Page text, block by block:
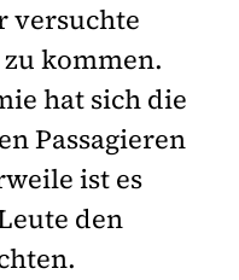
versuchte
kommen.
hat sich die
Passagieren
ist es
den